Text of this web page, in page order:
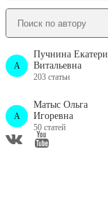
A
Пучнина
Витальевна
203 статьи
A
Матыс Ольга
Игоревна
50 статей